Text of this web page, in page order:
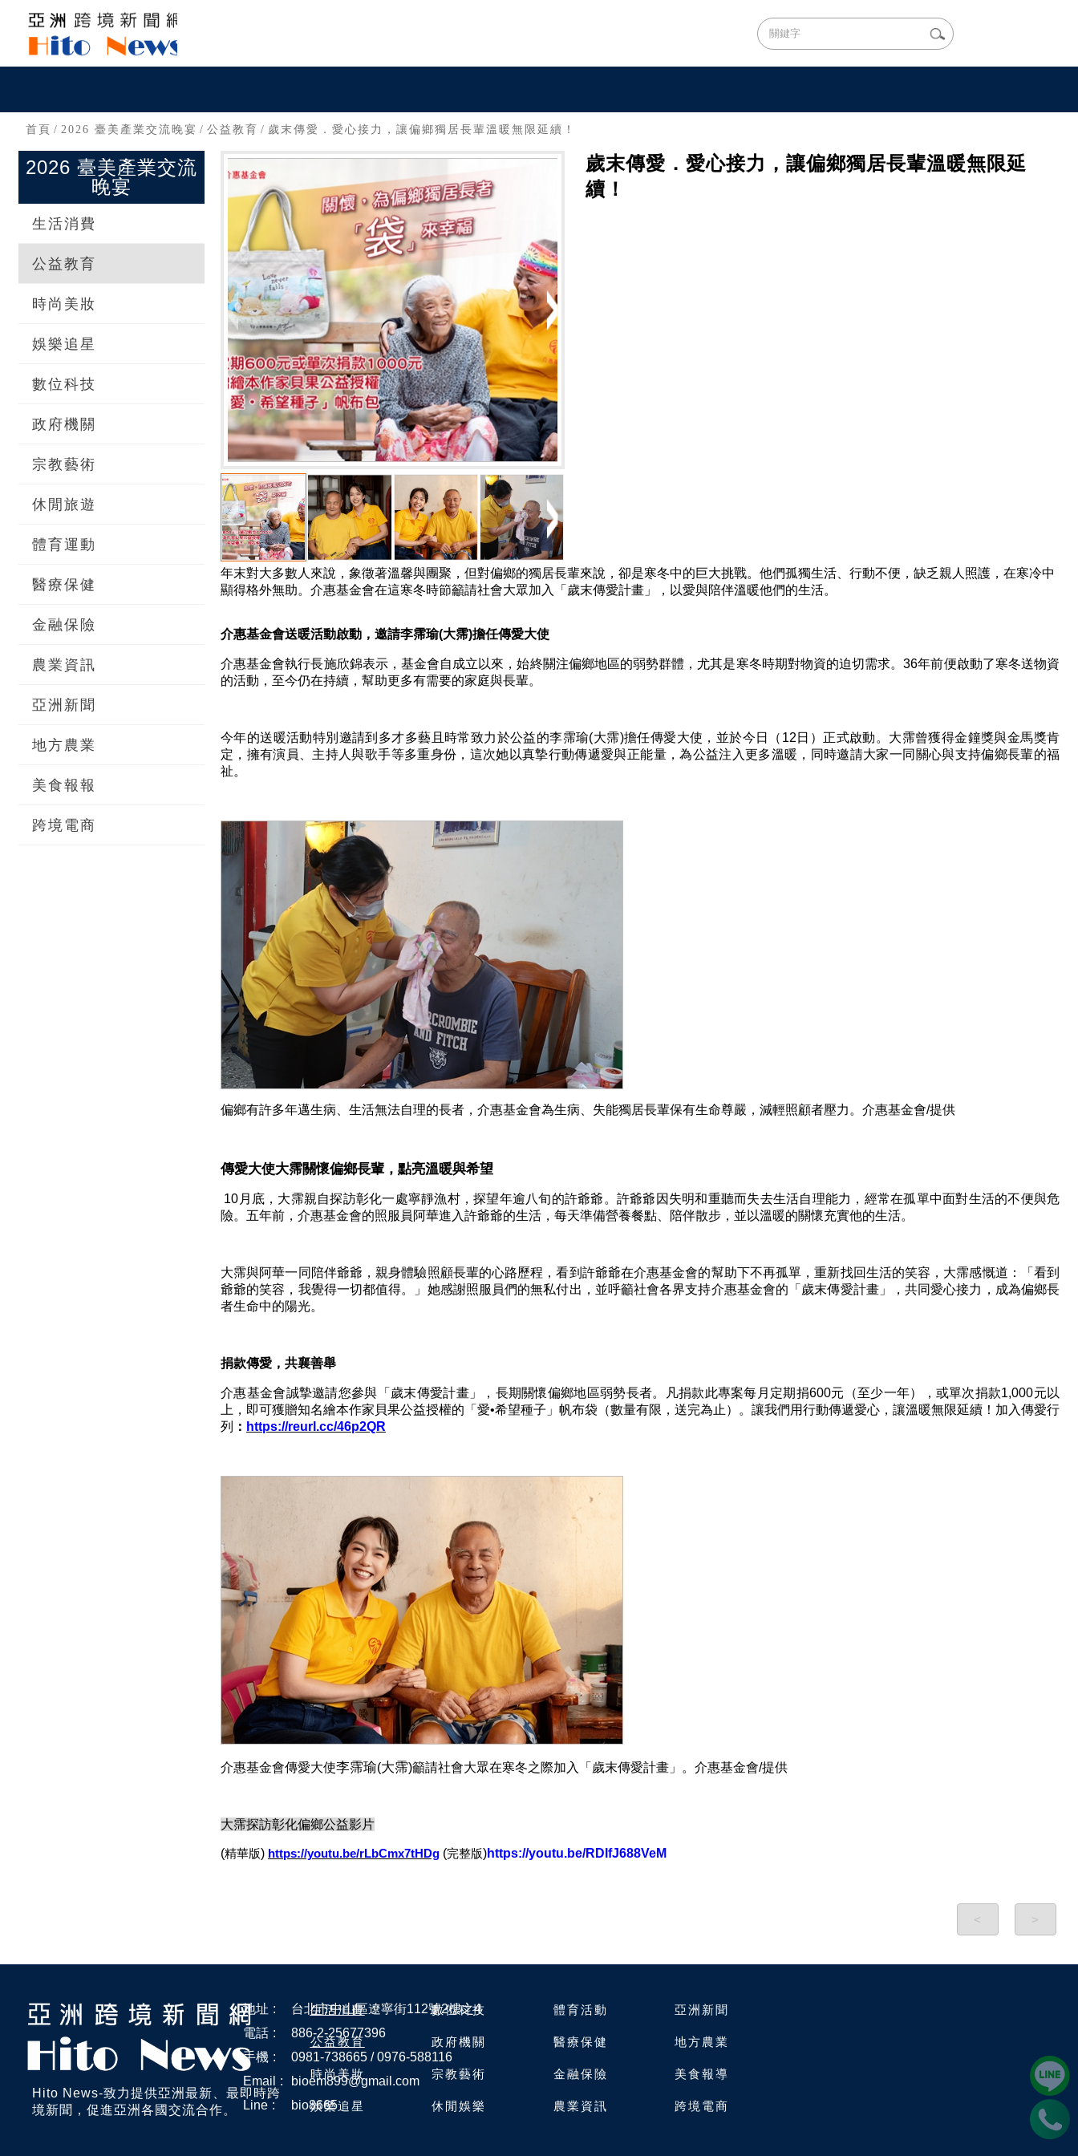
首頁 / 2026 臺美產業交流晚宴 / 公益教育 / 歲末傳愛．愛心接力，讓偏鄉獨居長輩溫暖無限延續！
2026 臺美產業交流
晚宴
生活消費
公益教育
時尚美妝
娛樂追星
數位科技
政府機關
宗教藝術
休閒旅遊
體育運動
醫療保健
金融保險
農業資訊
亞洲新聞
地方農業
美食報報
跨境電商
歲末傳愛．愛心接力，讓偏鄉獨居長輩溫暖無限延
續！
年末對大多數人來說，象徵著溫馨與團聚，但對偏鄉的獨居長輩來說，卻是寒冬中的巨大挑戰。他們孤獨生活、行動不便，缺乏親人照護，在寒冷中
顯得格外無助。介惠基金會在這寒冬時節籲請社會大眾加入「歲末傳愛計畫」，以愛與陪伴溫暖他們的生活。
介惠基金會送暖活動啟動，邀請李霈瑜(大霈)擔任傳愛大使
介惠基金會執行長施欣錦表示，基金會自成立以來，始終關注偏鄉地區的弱勢群體，尤其是寒冬時期對物資的迫切需求。36年前便啟動了寒冬送物資
的活動，至今仍在持續，幫助更多有需要的家庭與長輩。
今年的送暖活動特別邀請到多才多藝且時常致力於公益的李霈瑜(大霈)擔任傳愛大使，並於今日（ 12 日）正式啟動。大霈曾獲得金鐘獎與金馬獎肯
定，擁有演員、主持人與歌手等多重身份，這次她以真摯行動傳遞愛與正能量，為公益注入更多溫暖，同時邀請大家一同關心與支持偏鄉長輩的福
祉。
偏鄉有許多年邁生病、生活無法自理的長者，介惠基金會為生病、失能獨居長輩保有生命尊嚴，減輕照顧者壓力。介惠基金會/提供
傳愛大使大霈關懷偏鄉長輩，點亮溫暖與希望
10 月底，大霈親自探訪彰化一處寧靜漁村，探望年逾八旬的許爺爺。許爺爺因失明和重聽而失去生活自理能力，經常在孤單中面對生活的不便與危
險。五年前，介惠基金會的照服員阿華進入許爺爺的生活，每天準備營養餐點、陪伴散步，並以溫暖的關懷充實他的生活。
大霈與阿華一同陪伴爺爺，親身體驗照顧長輩的心路歷程，看到許爺爺在介惠基金會的幫助下不再孤單，重新找回生活的笑容，大霈感慨道：「看到
爺爺的笑容，我覺得一切都值得。」她感謝照服員們的無私付出，並呼籲社會各界支持介惠基金會的「歲末傳愛計畫」，共同愛心接力，成為偏鄉長
者生命中的陽光。
捐款傳愛，共襄善舉
介惠基金會誠摯邀請您參與「歲末傳愛計畫」，長期關懷偏鄉地區弱勢長者。凡捐款此專案每月定期捐600元（至少一年），或單次捐款1,000元以
上，即可獲贈知名繪本作家貝果公益授權的「愛•希望種子」帆布袋（數量有限，送完為止）。讓我們用行動傳遞愛心，讓溫暖無限延續！加入傳愛行
列
： https://reurl.cc/46p2QR
介惠基金會傳愛大使李霈瑜(大霈)籲請社會大眾在寒冬之際加入「歲末傳愛計畫」。介惠基金會/提供
大霈探訪彰化偏鄉公益影片
(精華版) https://youtu.be/rLbCmx7tHDg (完整版)https://youtu.be/RDlfJ688VeM
< >
生活消費
公益教育
時尚美妝
娛樂追星
數位科技
政府機關
宗教藝術
休閒娛樂
體育活動
醫療保健
金融保險
農業資訊
亞洲新聞
地方農業
美食報導
跨境電商
Hito News-致力提供亞洲最新、最即時跨
境新聞，促進亞洲各國交流合作。
地址 :
台北市中山區遼寧街112號2樓之4
電話 :
886-2-25677396
手機 :
0981-738665 / 0976-588116
Email
:
bioem899@gmail.com
Line : bio8665